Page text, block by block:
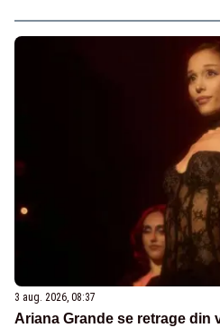
3 aug. 2026, 08:37
Ariana Grande se retrage din